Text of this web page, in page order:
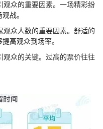
观众的重要因素。一场精彩纷
战。
众人数的重要因素。舒适的
高观众到场率。
众的关键。过高的票价往往